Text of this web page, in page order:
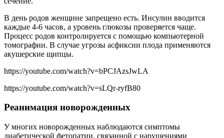
В день родов женщине запрещено есть. Инсулин вводится
каждые 4-6 часов, а уровень глюкозы проверяется чаще.
Процесс родов контролируется с помощью компьютерной
томографии. В случае угрозы асфиксии плода применяются
акушерские щипцы.
https://youtube.com/watch?v=bPCJAzsJwLA
https://youtube.com/watch?v=sLQr-ryfB80
Реанимация новорожденных
У многих новорожденных наблюдаются симптомы
диабетической фетопатии, связанной с нарушениями